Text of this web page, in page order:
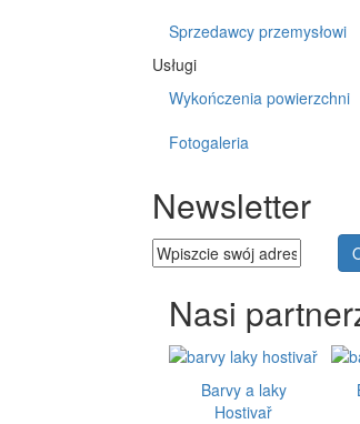
Sprzedawcy przemysłowi
Usługi
Wykończenia powierzchni
Fotogaleria
Newsletter
Nasi
Barvy a laky
Hostivař